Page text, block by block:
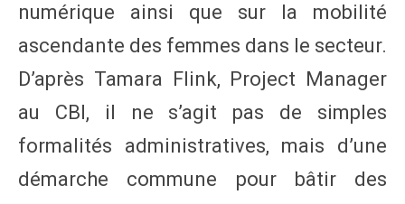
numérique ainsi que sur la mobilité
ascendante des femmes dans le secteur.
D’après Tamara Flink, Project Manager
au CBI, il ne s’agit pas de simples
formalités administratives, mais d’une
démarche commune pour bâtir des